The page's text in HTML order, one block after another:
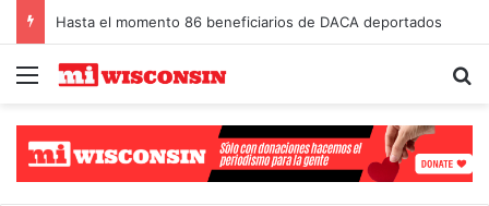
▼
Cambios importantes para solicitantes de Asilo
Menu